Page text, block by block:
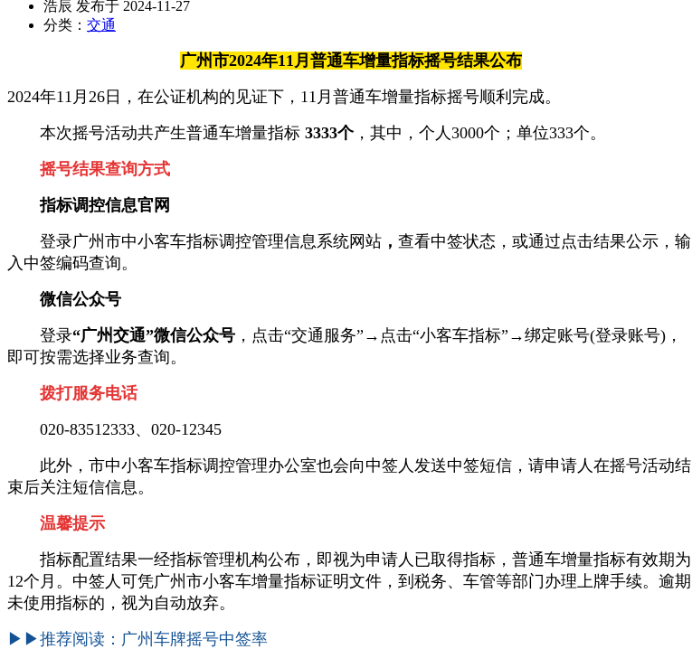
浩辰 发布于 2024-11-27
分类： 交通
广州市2024年11月普通车增量指标摇号结果公布
2024年11月26日，在公证机构的见证下，11月普通车增量指标摇号顺利完成。
本次摇号活动共产生普通车增量指标 3333个，其中，个人3000个；单位333个。
摇号结果查询方式
指标调控信息官网
登录广州市中小客车指标调控管理信息系统网站 ， 查看中签状态，或通过点击结果公示，输
入中签编码查询。
微信公众号
登录“广州交通”微信公众号 ，点击“交通服务”→点击“小客车指标”→绑定账号(登录账号)，
即可按需选择业务查询。
拨打服务电话
020-83512333、020-12345
此外，市中小客车指标调控管理办公室也会向中签人发送中签短信，请申请人在摇号活动结
束后关注短信信息。
温馨提示
指标配置结果一经指标管理机构公布，即视为申请人已取得指标，普通车增量指标有效期为
12个月。中签人可凭广州市小客车增量指标证明文件，到税务、车管等部门办理上牌手续。逾期
未使用指标的，视为自动放弃。
▶ ▶推荐阅读： 广州车牌摇号中签率